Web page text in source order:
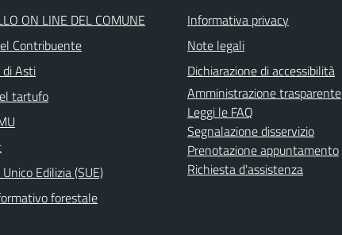
ON LINE DEL COMUNE
Contribuente
di Asti
tartufo
Edilizia (SUE)
forestale
Informativa privacy
Note legali
Dichiarazione di accessibilità
Amministrazione trasparente
Leggi le FAQ
Segnalazione disservizio
Prenotazione appuntamento
Richiesta d'assistenza